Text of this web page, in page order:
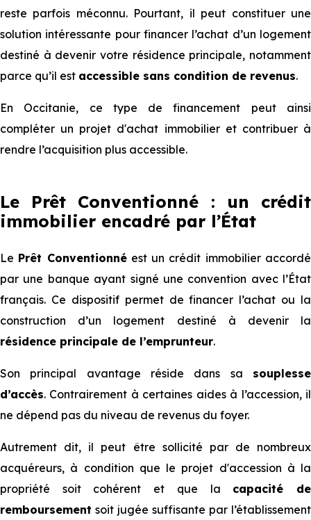
reste parfois méconnu. Pourtant, il peut constituer une
solution intéressante pour financer l’achat d’un logement
destiné à devenir votre résidence principale, notamment
parce qu’il est accessible sans condition de revenus.
En Occitanie, ce type de financement peut ainsi
compléter un projet d'achat immobilier et contribuer à
rendre l’acquisition plus accessible.
Le Prêt Conventionné : un crédit
immobilier encadré par l’État
Le Prêt Conventionnéest un crédit immobilier accordé
par une banque ayant signé une convention avec l’État
français. Ce dispositif permet de financer l’achat ou la
construction d’un logement destiné à devenir la
résidence principale de l’emprunteur.
Son principal avantage réside dans sa souplesse
d’accès. Contrairement à certaines aides à l’accession, il
ne dépend pas du niveau de revenus du foyer.
Autrement dit, il peut être sollicité par de nombreux
acquéreurs, à condition que le projet d'accession à la
propriété soit cohérent et que la capacité de
remboursement soit jugée suffisante par l’établissement